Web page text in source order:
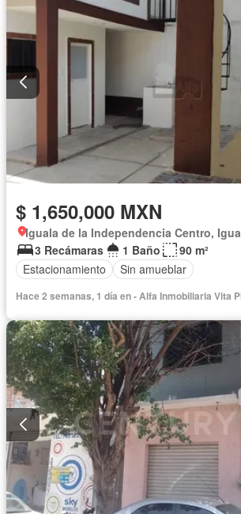
$ 1,650,000 MXN
3 Recámaras
1 Baño
90 m²
Estacionamiento
Sin amueblar
Hace 2 semanas, 1 día en - Alfa Inmobiliaria Vita